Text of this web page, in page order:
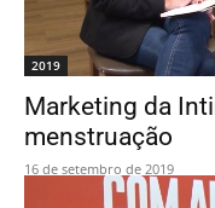
2019
Marketing da
menstruação
16 de setembro de 2019